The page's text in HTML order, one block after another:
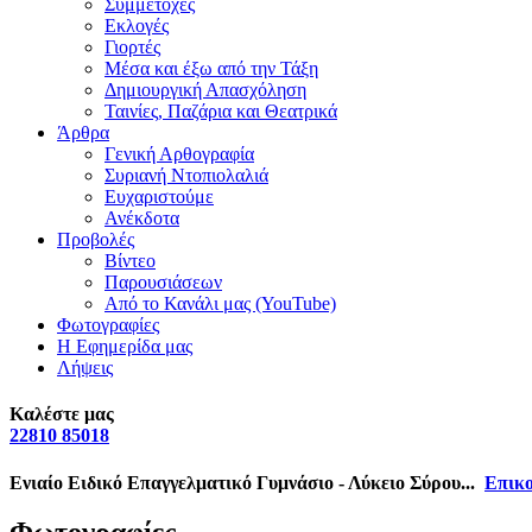
Συμμετοχές
Εκλογές
Γιορτές
Μέσα και έξω από την Τάξη
Δημιουργική Απασχόληση
Ταινίες, Παζάρια και Θεατρικά
Άρθρα
Γενική Αρθογραφία
Συριανή Ντοπιολαλιά
Ευχαριστούμε
Ανέκδοτα
Προβολές
Βίντεο
Παρουσιάσεων
Από το Κανάλι μας (YouTube)
Φωτογραφίες
Η Εφημερίδα μας
Λήψεις
Καλέστε μας
22810 85018
Ενιαίο Ειδικό Επαγγελματικό Γυμνάσιο - Λύκειο Σύρου...